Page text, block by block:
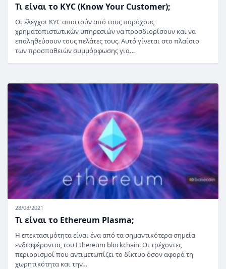
Τι είναι το KYC (Know Your Customer);
Οι έλεγχοι KYC απαιτούν από τους παρόχους
χρηματοπιστωτικών υπηρεσιών να προσδιορίσουν και να
επαληθεύσουν τους πελάτες τους. Αυτό γίνεται στο πλαίσιο
των προσπαθειών συμμόρφωσης για…
28/08/2021
Τι είναι το Ethereum Plasma;
Η επεκτασιμότητα είναι ένα από τα σημαντικότερα σημεία
ενδιαφέροντος του Ethereum blockchain. Οι τρέχοντες
περιορισμοί που αντιμετωπίζει το δίκτυο όσον αφορά τη
χωρητικότητα και την…